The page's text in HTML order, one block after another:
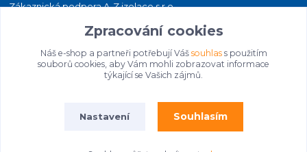
Zákaznická podpora A-Z izolace s.r.o.
jakubkaleta@azizolace.cz
Zpracování cookies
Náš e-shop a partneři potřebují Váš souhlass použitím
souborů cookies, aby Vám mohli zobrazovat informace
týkající se Vašich zájmů.
Nastavení Souhlasím